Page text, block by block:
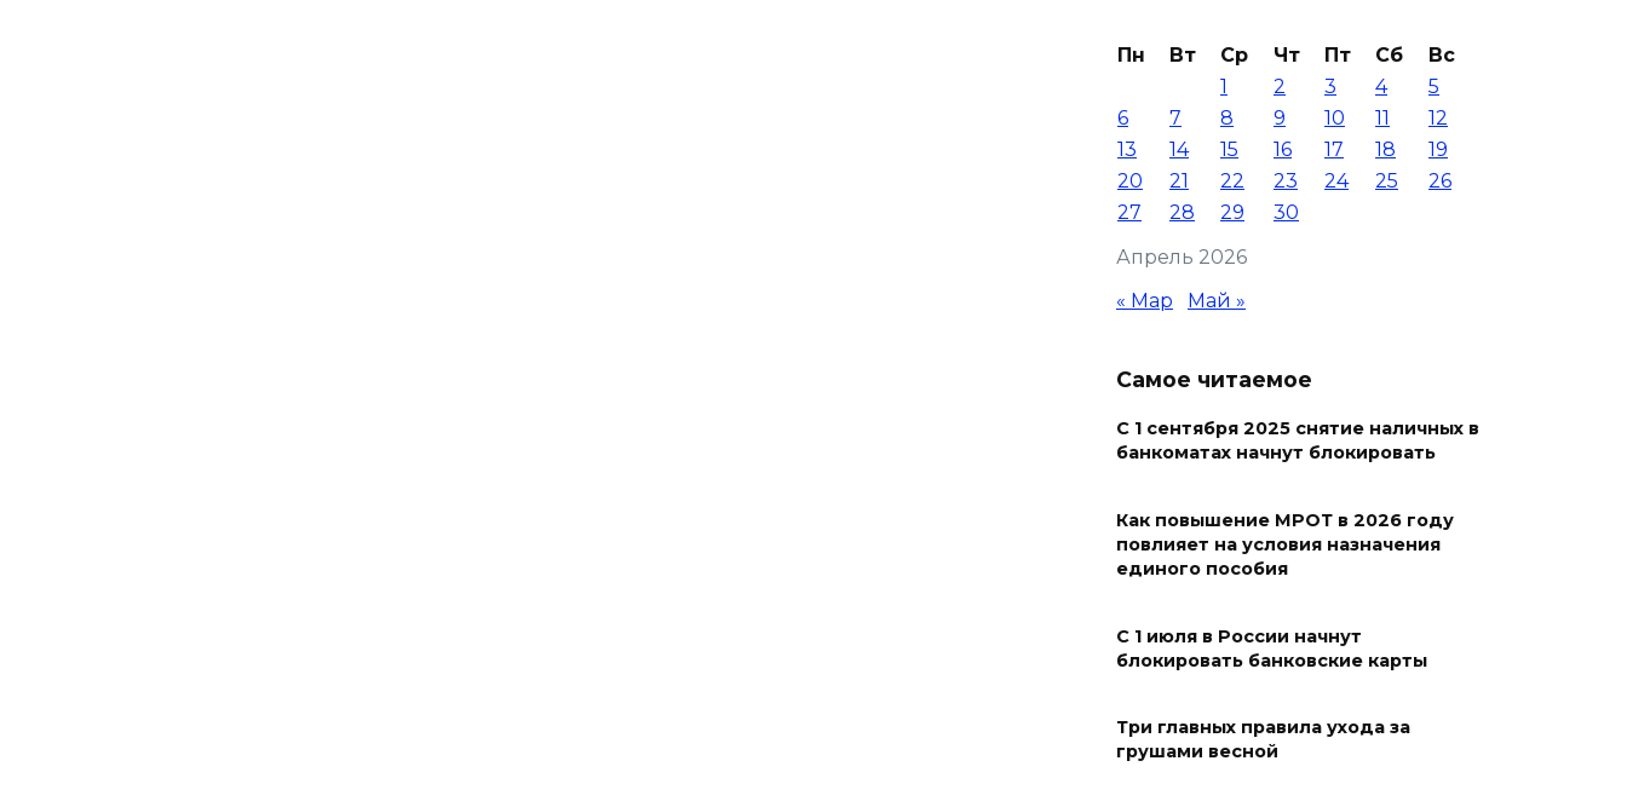
На Дону построят еще 8
площадок ГТО в этом году
06 августа 2026 07:47
Ростов снова прибавляет в
над Ростовской областью
05 августа 2026 23:10
восхода солнца: приметы на 6
августа
05 августа 2026 22:34
В Сальском районе завтра
временно отключат воду в
пунктах
Апрель 2026
Пн Вт Ср Чт Пт Сб
Вс
1
2 3 4
5
6
7 8 9 10 11
12
13
14 15 16 17 18
19
20
21 22 23 24 25
26
27
28 29 30
« Мар Май »
Самое читаемое
С 1 сентября 2025 снятие наличных в
банкоматах начнут блокировать
Как повышение МРОТ в 2026 году
повлияет на условия назначения
единого пособия
С 1 июля в России начнут
блокировать банковские карты
Три главных правила ухода за
грушами весной